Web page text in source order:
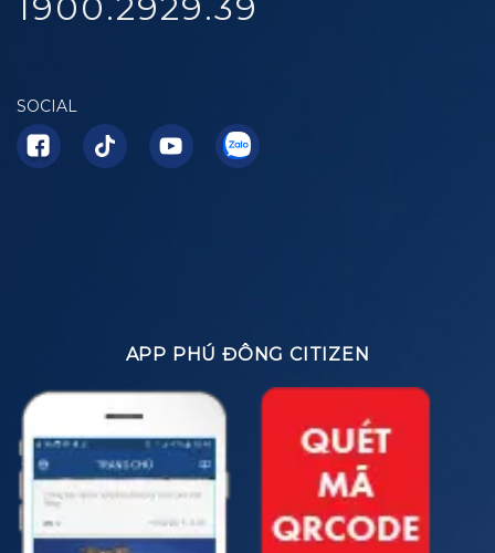
SOCIAL
APP PHÚ ĐÔNG CITIZEN